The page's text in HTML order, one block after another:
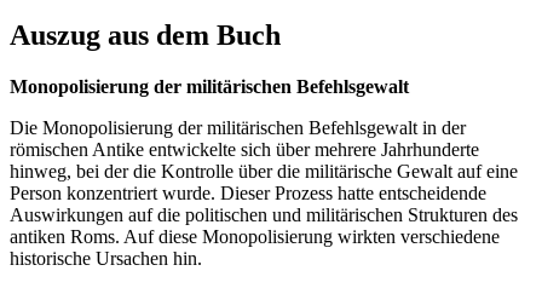
Auszug aus dem Buch
Monopolisierung der militärischen Befehlsgewalt
Die Monopolisierung der militärischen Befehlsgewalt in der
römischen Antike entwickelte sich über mehrere Jahrhunderte
hinweg, bei der die Kontrolle über die militärische Gewalt auf eine
Person konzentriert wurde. Dieser Prozess hatte entscheidende
Auswirkungen auf die politischen und militärischen Strukturen des
antiken Roms. Auf diese Monopolisierung wirkten verschiedene
historische Ursachen hin.